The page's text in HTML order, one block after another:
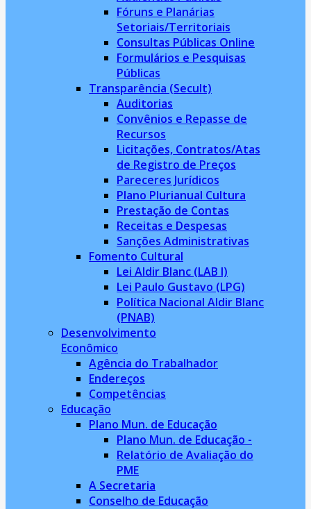
Fóruns e Planárias
Setoriais/Territoriais
Consultas Públicas Online
Formulários e Pesquisas
Públicas
Transparência (Secult)
Auditorias
Convênios e Repasse de
Recursos
Licitações, Contratos/Atas
de Registro de Preços
Pareceres Jurídicos
Plano Plurianual Cultura
Prestação de Contas
Receitas e Despesas
Sanções Administrativas
Fomento Cultural
Lei Aldir Blanc (LAB I)
Lei Paulo Gustavo (LPG)
Política Nacional Aldir Blanc
(PNAB)
Desenvolvimento
Econômico
Agência do Trabalhador
Endereços
Competências
Educação
Plano Mun. de Educação
Plano Mun. de Educação -
Relatório de Avaliação do
PME
A Secretaria
Conselho de Educação